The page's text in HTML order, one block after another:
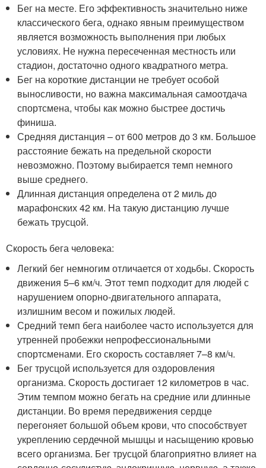
Бег на месте. Его эффективность значительно ниже
классического бега, однако явным преимуществом
является возможность выполнения при любых
условиях. Не нужна пересеченная местность или
стадион, достаточно одного квадратного метра.
Бег на короткие дистанции не требует особой
выносливости, но важна максимальная самоотдача
спортсмена, чтобы как можно быстрее достичь
финиша.
Средняя дистанция – от 600 метров до 3 км. Большое
расстояние бежать на предельной скорости
невозможно. Поэтому выбирается темп немного
выше среднего.
Длинная дистанция определена от 2 миль до
марафонских 42 км. На такую дистанцию лучше
бежать трусцой.
Скорость бега человека:
Легкий бег немногим отличается от ходьбы. Скорость
движения 5–6 км/ч. Этот темп подходит для людей с
нарушением опорно-двигательного аппарата,
излишним весом и пожилых людей.
Средний темп бега наиболее часто используется для
утренней пробежки непрофессиональными
спортсменами. Его скорость составляет 7–8 км/ч.
Бег трусцой используется для оздоровления
организма. Скорость достигает 12 километров в час.
Этим темпом можно бегать на средние или длинные
дистанции. Во время передвижения сердце
перегоняет большой объем крови, что способствует
укреплению сердечной мышцы и насыщению кровью
всего организма. Бег трусцой благоприятно влияет на